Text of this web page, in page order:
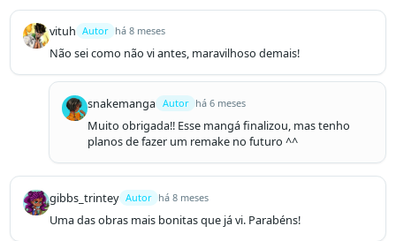
vituh Autor há 8 meses
Não sei como não vi antes, maravilhoso demais!
snakemanga Autor há 6 meses
Muito obrigada!! Esse mangá finalizou, mas tenho
planos de fazer um remake no futuro ^^
gibbs_trintey Autor há 8 meses
Uma das obras mais bonitas que já vi. Parabéns!